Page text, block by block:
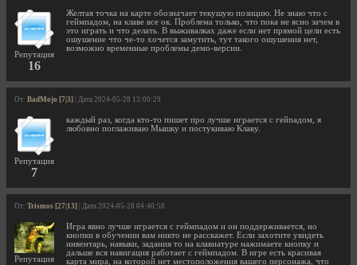
Репутация
16
Желтая точка на карте обозначает текушую позицию. Не знаю что с
геймпадом, на клаве все ок. Проблема только, что пока не ясно зачем в
это играть и что делать. В выживалках даже если нет прямой цели есть
ошушение что че-то хочется замутить, тут такого ошушения нет,
возможно временные проблемы демо-версии.
От: BadMojo [7|3] | Дата 2024-05-28 13:00:29
Репутация
7
каждый раз, когда кто-то пишет про лучше играется с гейпадом, я
любовно поглаживаю Мышку и постукиваю Клаву.
От: Trismos [27|13] | Дата 2024-05-28 04:40:58
Репутация
Игра явно лучше играется с геймпадом и он поддерживается, но
кнопки в обучении вам никто не расскажет. Если захотите увидеть
инвентарь, навыки, задания то на клавиатуре нажимаете кнопку и
дальше вся навигация работает с геймпадом. В игре есть красивая
карта мира, на которой нет местоположения вашего персонажа, что